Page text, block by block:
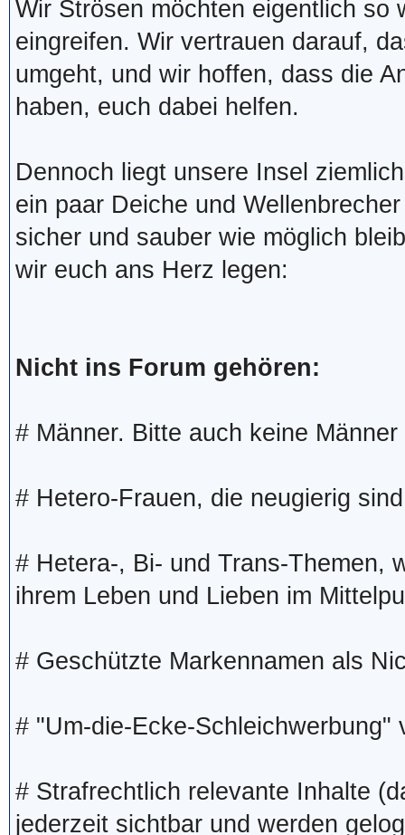
Wir Strösen möchten eigentlich so
eingreifen. Wir vertrauen darauf,
umgeht, und wir hoffen, dass die
haben, euch dabei helfen.
Dennoch liegt unsere Insel
ein paar Deiche und
sicher und sauber wie möglich
wir euch ans Herz legen:
Nicht ins Forum gehören:
# Männer. Bitte auch keine
# Hetero-Frauen, die neugierig
# Hetera-, Bi- und Trans-Themen,
ihrem Leben und Lieben im
# Geschützte Markennamen als
# "Um-die-Ecke-Schleichwerbung"
# Strafrechtlich relevante Inhalte
jederzeit sichtbar und werden